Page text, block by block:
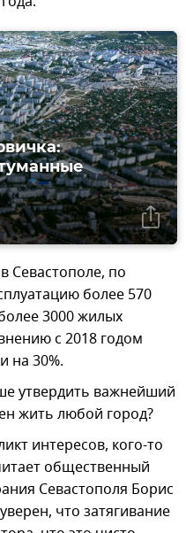
Севастополе, по
более 570
3000 жилых
с 2018 годом
на 30%.
утвердить важнейший
жить любой город?
интересов, кого-то
общественный
Севастополя Борис
что затягивание